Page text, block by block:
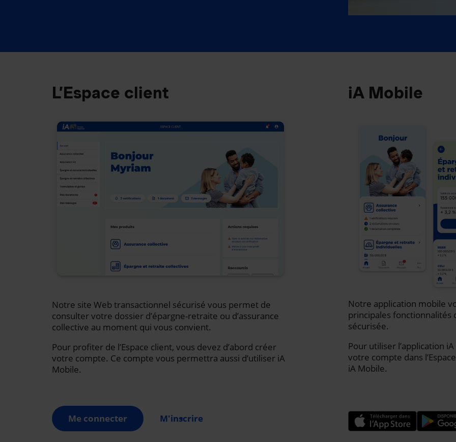
L’Espace client
Notre site Web transactionnel sécurisé vous permet de
consulter votre dossier d’épargne-retraite ou d’assurance
collective au moment qui vous convient.
Pour profiter de l’Espace client, vous devez d’abord créer
votre compte. Ce compte vous permettra aussi d’utiliser iA
Mobile.
Me connecter M'inscrire
iA Mobile
Notre application mobile
principales fonctionnalités
sécurisée.
Pour utiliser l’application
votre compte dans
iA Mobile.